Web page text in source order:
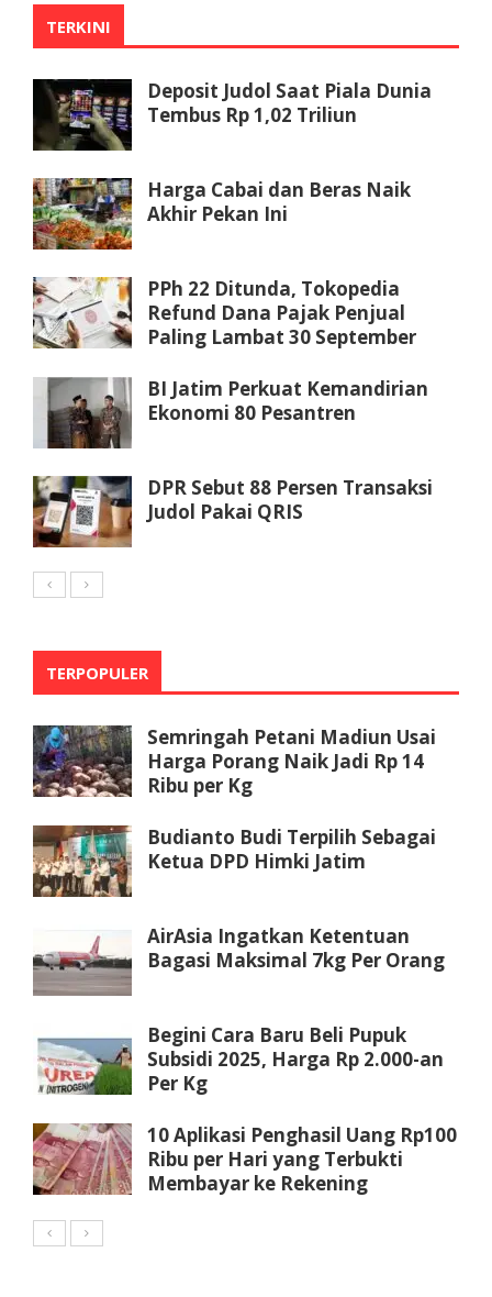
TERKINI
Deposit Judol Saat Piala Dunia
Tembus Rp 1,02 Triliun
Harga Cabai dan Beras Naik
Akhir Pekan Ini
PPh 22 Ditunda, Tokopedia
Refund Dana Pajak Penjual
Paling Lambat 30 September
BI Jatim Perkuat Kemandirian
Ekonomi 80 Pesantren
DPR Sebut 88 Persen Transaksi
Judol Pakai QRIS
TERPOPULER
Semringah Petani Madiun Usai
Harga Porang Naik Jadi Rp 14
Ribu per Kg
Budianto Budi Terpilih Sebagai
Ketua DPD Himki Jatim
AirAsia Ingatkan Ketentuan
Bagasi Maksimal 7kg Per Orang
Begini Cara Baru Beli Pupuk
Subsidi 2025, Harga Rp 2.000-an
Per Kg
10 Aplikasi Penghasil Uang Rp100
Ribu per Hari yang Terbukti
Membayar ke Rekening